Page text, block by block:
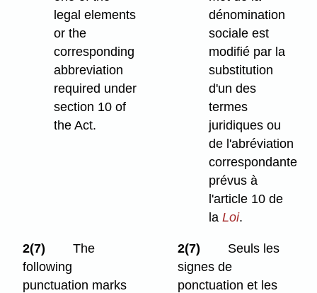
legal elements
or the
corresponding
abbreviation
required under
section 10 of
the Act.
dénomination
sociale est
modifié par la
substitution
d'un des
termes
juridiques ou
de l'abréviation
correspondante
prévus à
l'article 10 de
laLoi.
2(7)
The
following
punctuation marks
2(7)
Seuls les
signes de
ponctuation et les